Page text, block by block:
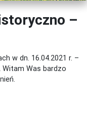
–
w dn. 16.04.2021 r. –
Witam Was bardzo